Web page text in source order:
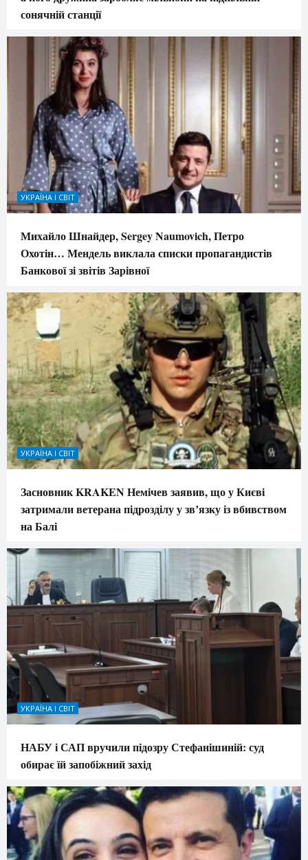
сонячній станції
УКРАЇНА І СВІТ
Михайло Шнайдер, Sergey Naumovich, Петро
Охотін… Мендель виклала списки пропагандистів
Банкової зі звітів Зарівної
УКРАЇНА І СВІТ
Засновник KRAKEN Немічев заявив, що у Києві
затримали ветерана підрозділу у зв’язку із вбивством
на Балі
УКРАЇНА І СВІТ
НАБУ і САП вручили підозру Стефанішиній: суд
обирає їй запобіжний захід